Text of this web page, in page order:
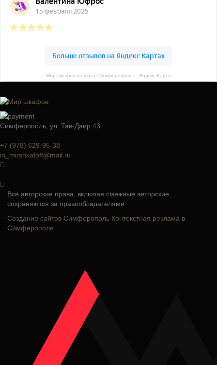
Мир шкафов на карте Симферополя — Яндекс Карты
Симферополь, ул. Тав-Даир 43
+7 (978) 629-95-38
in_mirshkafoff@mail.ru
Все авторские права, включая смежные авторские,
сохраняются за правообладателями
Создание сайтов Симферополь Контекстная реклама в
Симферополе